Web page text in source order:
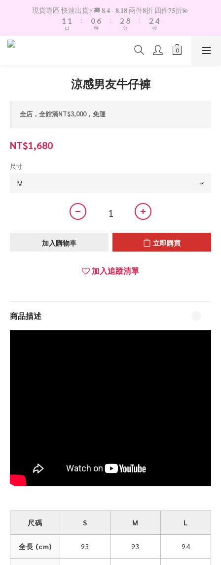
現貨專區 快速出貨⚡️🚚 𝟖.𝟒 - 𝟖.𝟏𝟖 兩件𝟖折 四件𝟕𝟓折💫
2
1
0
2
1
0
日
:
1
0
7
6
5
0
時
:
3
2
1
9
8
7
2
分
:
3
2
1
5
4
3
1
秒
涼感男友牛仔褲
全店，全館滿NT$3,000，免運
NT$1,680
尺寸
加入購物車 立即購買
加入追蹤清單
商品描述
尺碼 S M L
全長 (cm) 93 93 94